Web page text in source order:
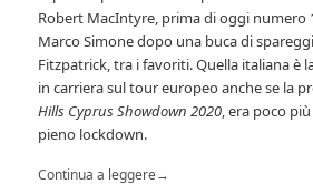
Robert MacIntyre, prima di oggi numero
Marco Simone dopo una buca di
Fitzpatrick, tra i favoriti. Quella italiana è
in carriera sul tour europeo anche se la
Hills Cyprus Showdown 2020, era poco
pieno lockdown.
Continua a leggere→